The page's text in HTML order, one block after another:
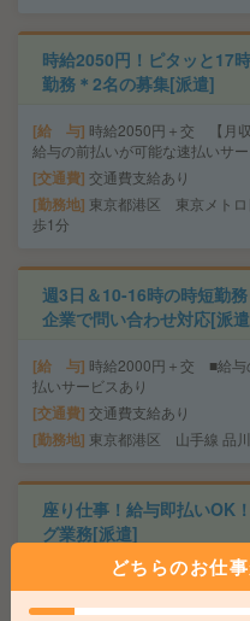
時給2050円！ピタッと17
勤務＊2名の募集[派遣]
給 与 時給2050円＋交 【月
給与の前払いが可能な速払いサ
交通費 交通費支給あり
勤務地 東京都港区 東京メトロ
歩1分
週3日＆10-16時の時短勤
企業で問い合わせ対応[派
給 与 時給2000円＋交 ■給与
払いサービスあり
交通費 交通費支給あり
勤務地 東京都港区 山手線 品
座り仕事！給与即払いOK
グ業務[派遣]
時給1530円
交通費 交通費支給有り
どちらのお仕